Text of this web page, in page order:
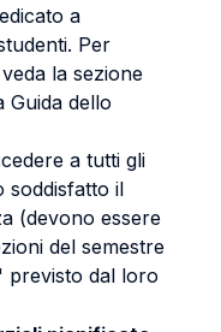
a
Per
la sezione
Guida dello
a tutti gli
soddisfatto il
(devono essere
del semestre
previsto dal loro